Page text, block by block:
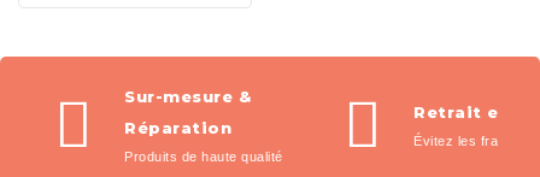
Sur-mesure &
Réparation
Produits de haute qualité
Retrait en
Évitez les frais de